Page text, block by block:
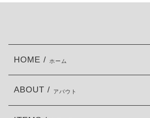
HOME / ホーム
ABOUT / アバウト